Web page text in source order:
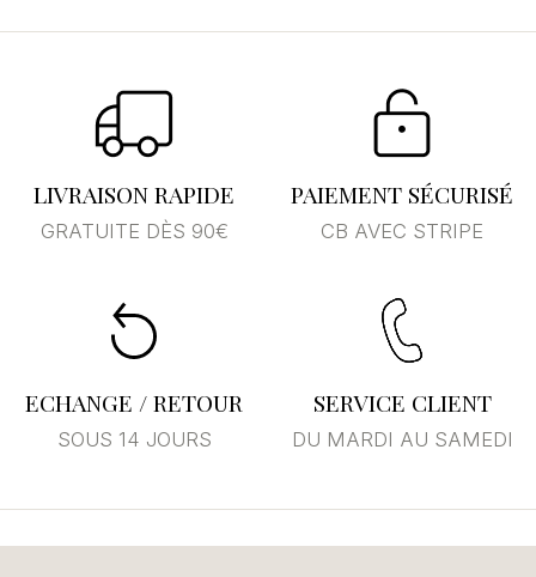
LIVRAISON RAPIDE
GRATUITE DÈS 90€
PAIEMENT SÉCURISÉ
CB AVEC STRIPE
ECHANGE / RETOUR
SOUS 14 JOURS
SERVICE CLIENT
DU MARDI AU SAMEDI